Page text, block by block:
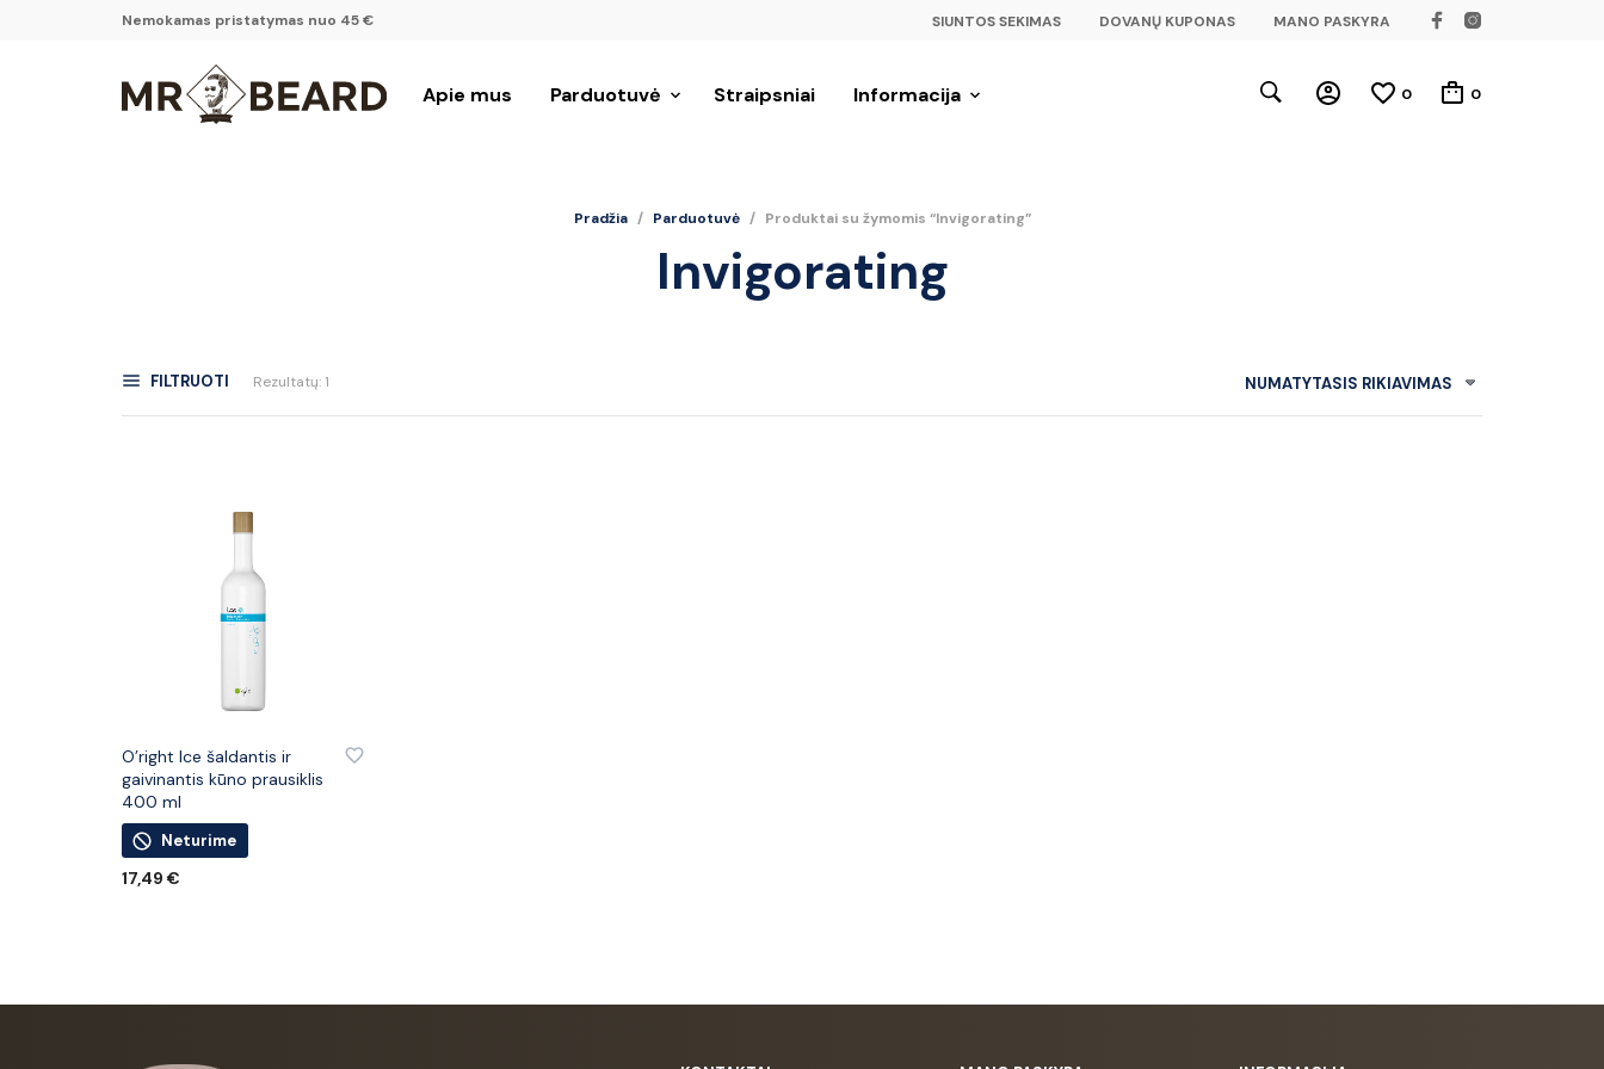
Nemokamas pristatymas nuo 45 € SIUNTOS SEKIMAS DOVANŲ KUPONAS MANO PASKYRA
Apie mus Parduotuvė Straipsniai Informacija 0 0
Pradžia / Parduotuvė / Produktai su žymomis “Invigorating”
Invigorating
FILTRUOTI Rezultatų: 1 NUMATYTASIS RIKIAVIMAS
O’right Ice šaldantis ir
gaivinantis kūno prausiklis
400 ml
Neturime
17,49 €